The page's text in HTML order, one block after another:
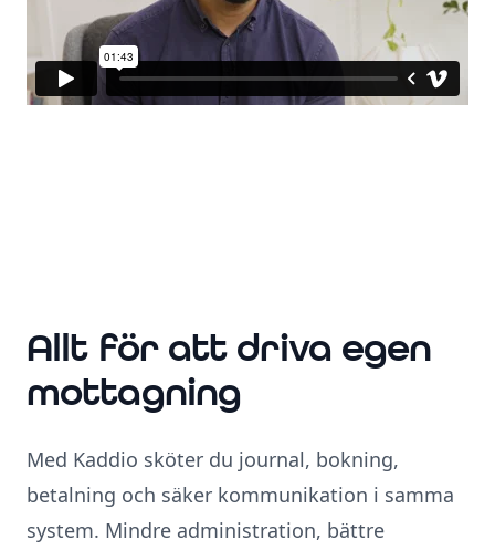
Allt för att driva egen
mottagning
Med Kaddio sköter du journal, bokning,
betalning och säker kommunikation i samma
system. Mindre administration, bättre